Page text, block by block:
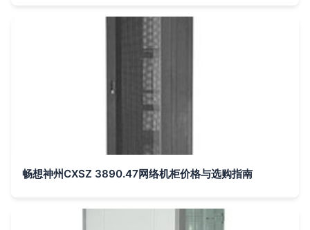
畅想神州CXSZ 3890.47网络机柜价格与选购指南